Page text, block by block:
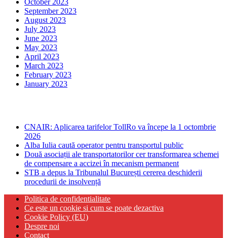
October 2023
September 2023
August 2023
July 2023
June 2023
May 2023
April 2023
March 2023
February 2023
January 2023
CNAIR: Aplicarea tarifelor TollRo va începe la 1 octombrie
2026
Alba Iulia caută operator pentru transportul public
Două asociații ale transportatorilor cer transformarea schemei
de compensare a accizei în mecanism permanent
STB a depus la Tribunalul București cererea deschiderii
procedurii de insolvență
Politica de confidentialitate
Ce este un cookie si cum se poate dezactiva
Cookie Policy (EU)
Despre noi
Contact